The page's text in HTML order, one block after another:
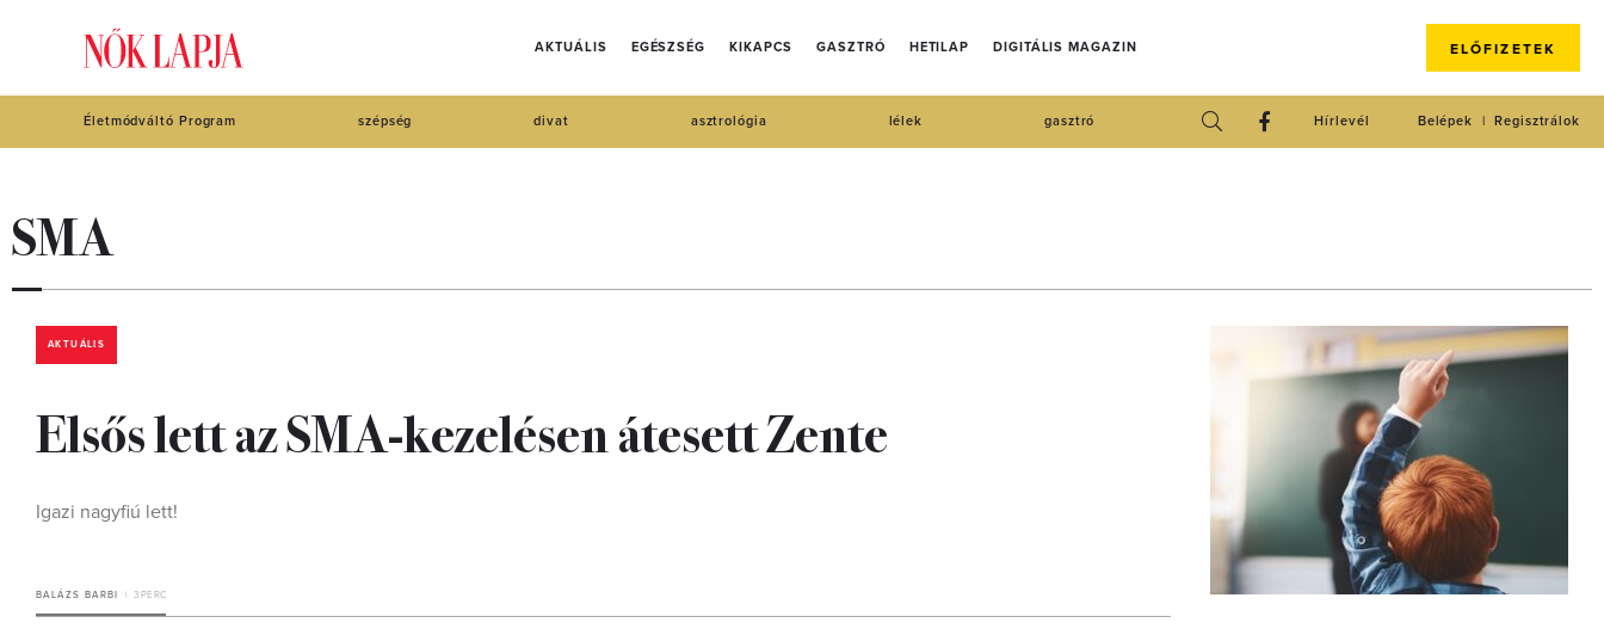
AKTUÁLIS EGÉSZSÉG KIKAPCS GASZTRÓ HETILAP DIGITÁLIS MAGAZIN ELŐFIZETEK
Életmódváltó Program szépség divat asztrológia lélek gasztró Regisztrálok
Belépek
Hírlevél
SMA
AKTUÁLIS
Elsős lett az SMA-kezelésen átesett Zente
Igazi nagyfiú lett!
BALÁZS BARBI 3 PERC